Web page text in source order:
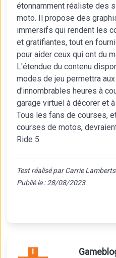
étonnamment réaliste des
moto. Il propose des
immersifs qui rendent les
et gratifiantes, tout en
pour aider ceux qui ont du
L'étendue du contenu
modes de jeu permettra
d'innombrables heures à
garage virtuel à décorer et
Tous les fans de courses,
courses de motos,
Ride 5.
Test réalisé par Carrie
Publié le : 28/08/2023